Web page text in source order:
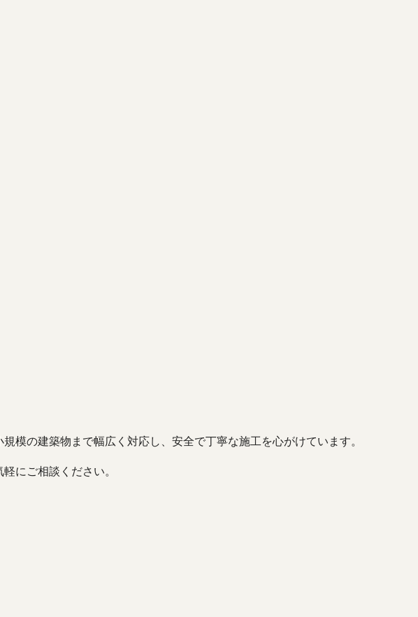
模の建築物まで幅広く対応し、安全で丁寧な施工を心がけています。
にご相談ください。